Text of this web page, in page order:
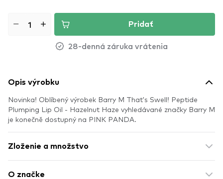
Pridať
28-denná záruka vrátenia
Opis výrobku
Novinka! Oblíbený výrobek Barry M That's Swell! Peptide
Plumping Lip Oil - Hazelnut Haze vyhledávané značky Barry M
je konečně dostupný na PINK PANDA.
Zloženie a množstvo
O značke